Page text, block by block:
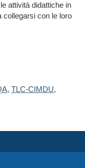
attività didattiche in
collegarsi con le loro
, TLC-CIMDU,